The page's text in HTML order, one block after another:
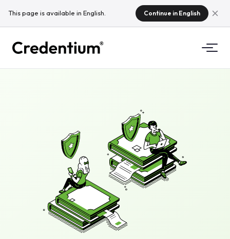
This page is available in English. Continue in English
Zašto Credentium
O CloudTeamu
Za tvrtke za obuku
Za eventne tvrtke
Što su mikrokvalifikacije?
Standardi i integracije